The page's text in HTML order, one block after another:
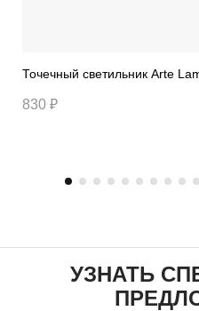
Точечный
830 ₽
УЗНАТЬ